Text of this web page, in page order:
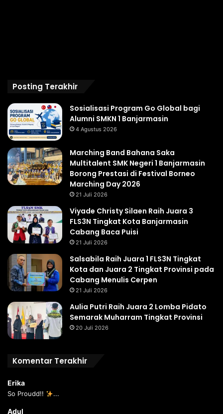
Posting Terakhir
Sosialisasi Program Go Global bagi
Alumni SMKN 1 Banjarmasin
4 Agustus 2026
Marching Band Bahana Saka
Multitalent SMK Negeri 1 Banjarmasin
Borong Prestasi di Festival Borneo
Marching Day 2026
21 Juli 2026
Viyade Christy Silaen Raih Juara 3
FLS3N Tingkat Kota Banjarmasin
Cabang Baca Puisi
21 Juli 2026
Salsabila Raih Juara 1 FLS3N Tingkat
Kota dan Juara 2 Tingkat Provinsi pada
Cabang Menulis Cerpen
21 Juli 2026
Aulia Putri Raih Juara 2 Lomba Pidato
Semarak Muharram Tingkat Provinsi
20 Juli 2026
Komentar Terakhir
Erika
So Proudd!! ...
Adul